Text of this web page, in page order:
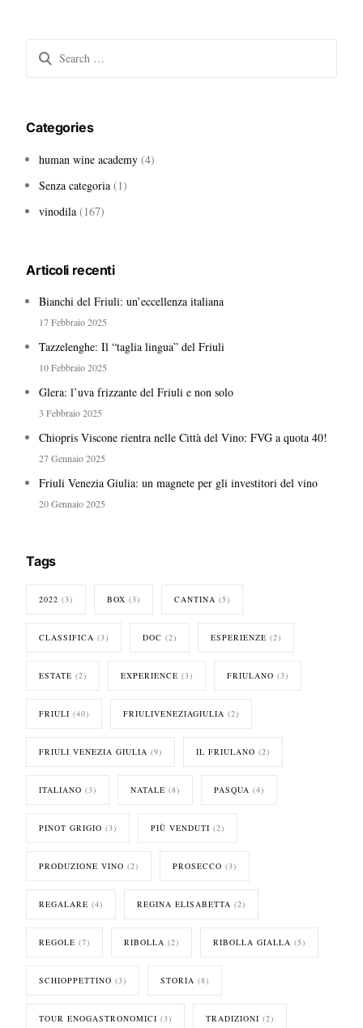
Search
Categories
human wine academy (4)
Senza categoria (1)
vinodila (167)
Articoli recenti
Bianchi del Friuli: un’eccellenza italiana
17 Febbraio 2025
Tazzelenghe: Il “taglia lingua” del Friuli
10 Febbraio 2025
Glera: l’uva frizzante del Friuli e non solo
3 Febbraio 2025
Chiopris Viscone rientra nelle Città del Vino: FVG a quota 40!
27 Gennaio 2025
Friuli Venezia Giulia: un magnete per gli investitori del vino
20 Gennaio 2025
Tags
2022 (3) BOX (3) CANTINA (5)
CLASSIFICA (3) DOC (2) ESPERIENZE (2)
ESTATE (2) EXPERIENCE (3) FRIULANO (3)
FRIULI (40) FRIULIVENEZIAGIULIA (2)
FRIULI VENEZIA GIULIA (9) IL FRIULANO (2)
ITALIANO (3) NATALE (8) PASQUA (4)
PINOT GRIGIO (3) PIÙ VENDUTI (2)
PRODUZIONE VINO (2) PROSECCO (3)
REGALARE (4) REGINA ELISABETTA (2)
REGOLE (7) RIBOLLA (2) RIBOLLA GIALLA (5)
SCHIOPPETTINO (3) STORIA (8)
TOUR ENOGASTRONOMICI (3) TRADIZIONI (2)